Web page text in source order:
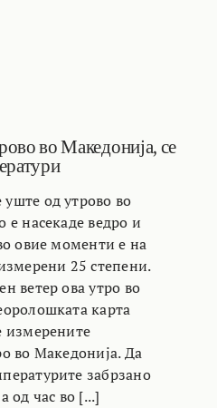
во Македонија, се
од утрово во
е насекаде ведро и
овие моменти е на
25 степени.
ветер ова утро во
карта
измерените
во Македонија. Да
забрзано
од час во [...]